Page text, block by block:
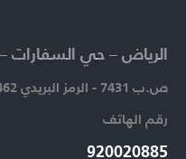
الرياض – حي
ص.ب 7431 - الرمز البريدي 11462
رقم الهاتف​
920020885​